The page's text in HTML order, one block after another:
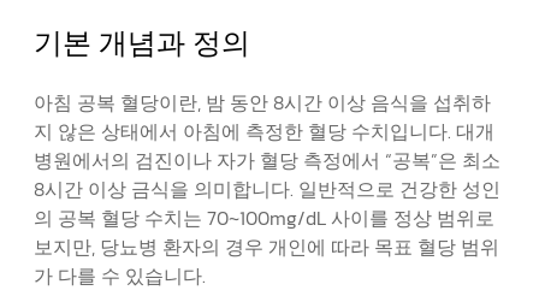
기본 개념과 정의
아침 공복 혈당이란, 밤 동안 8시간 이상 음식을 섭취하
지 않은 상태에서 아침에 측정한 혈당 수치입니다. 대개
병원에서의 검진이나 자가 혈당 측정에서 “공복”은 최소
8시간 이상 금식을 의미합니다. 일반적으로 건강한 성인
의 공복 혈당 수치는 70~100mg/dL 사이를 정상 범위로
보지만, 당뇨병 환자의 경우 개인에 따라 목표 혈당 범위
가 다를 수 있습니다.